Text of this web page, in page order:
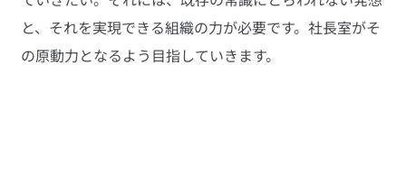
と、それを実現できる組織の力が必要です。社長室がそ
の原動力となるよう目指していきます。